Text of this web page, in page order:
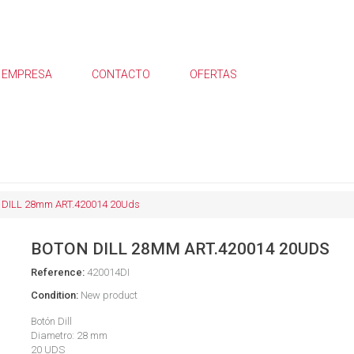
EMPRESA CONTACTO OFERTAS
DILL 28mm ART.420014 20Uds
BOTON DILL 28MM ART.420014 20UDS
Reference: 420014DI
Condition: New product
Botón Dill
Diametro: 28 mm
20 UDS